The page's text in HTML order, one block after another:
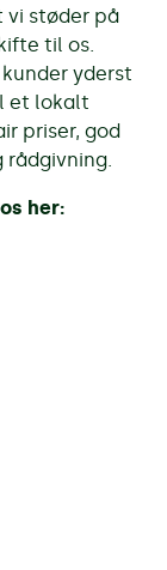
støder på
til os.
yderst
et lokalt
priser, god
her: